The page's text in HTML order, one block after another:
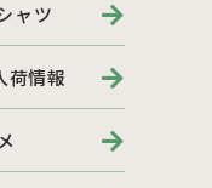
ャツ
荷情報